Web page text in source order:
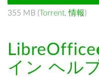
355 MB (Torrent,情報)
LibreOffice
イン ヘル